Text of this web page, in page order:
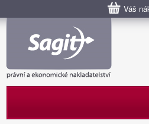
Váš